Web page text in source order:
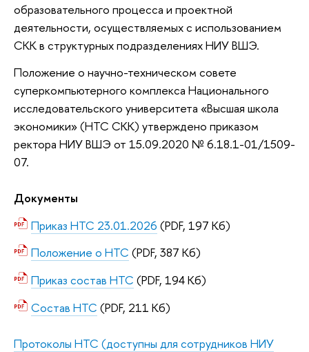
образовательного процесса и проектной
деятельности, осуществляемых с использованием
СКК в структурных подразделениях НИУ ВШЭ.
Положение о научно-техническом совете
суперкомпьютерного комплекса Национального
исследовательского университета «Высшая школа
экономики» (НТС СКК) утверждено приказом
ректора НИУ ВШЭ от 15.09.2020 № 6.18.1-01/1509-
07.
Документы
Приказ НТС 23.01.2026 (PDF, 197 Кб)
Положение о НТС (PDF, 387 Кб)
Приказ состав НТС (PDF, 194 Кб)
Состав НТС (PDF, 211 Кб)
Протоколы НТС (доступны для сотрудников НИУ